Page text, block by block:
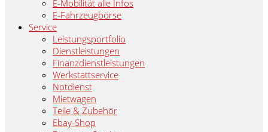
E-Mobilität alle Infos
E-Fahrzeugbörse
Service
Leistungsportfolio
Dienstleistungen
Finanzdienstleistungen
Werkstattservice
Notdienst
Mietwagen
Teile & Zubehör
Ebay-Shop